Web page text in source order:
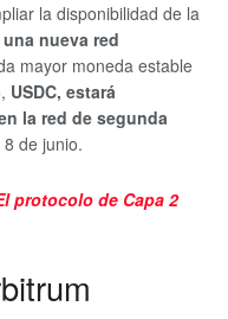
la disponibilidad de la
una nueva red
mayor moneda estable
USDC, estará
la red de segunda
de junio.
protocolo de Capa 2